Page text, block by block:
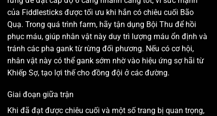
của Fiddlesticks được tối ưu khi hắn có chiêu cuối Bão
Quạ. Trong quá trình farm, hãy tận dụng Bội Thu để hồi
phục máu, giúp nhân vật này duy trì lượng máu ổn định và
tránh các pha gank từ rừng đối phương. Nếu có cơ hội,
nhân vật này có thể gank sớm nhờ vào hiệu ứng sợ hãi từ
Khiếp Sợ, tạo lợi thế cho đồng đội ở các đường.
Giai đoạn giữa trận
Khi đã đạt được chiêu cuối và một số trang bị quan trọng,